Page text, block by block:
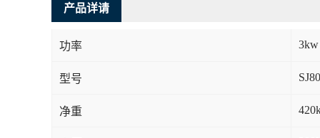
产品详请
功率 3kw
型号
净重